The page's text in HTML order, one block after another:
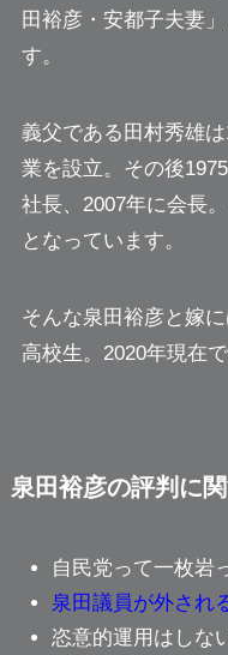
田裕彦・安都子夫妻
す。
義父である田村秀雄
業を設立。その後
社長、2007年に会長
となっています。
そんな泉田裕彦と嫁
高校生。2020年現在
泉田裕彦の評判に
自民党って一枚岩
泉田議員が外され
恣意的運用はしな